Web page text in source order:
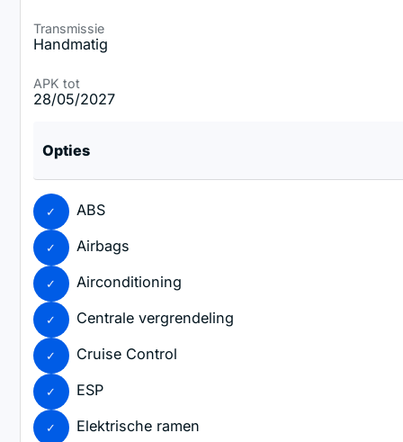
Transmissie
Handmatig
APK tot
28/05/2027
Opties
ABS
Airbags
Airconditioning
Centrale vergrendeling
Cruise Control
ESP
Elektrische ramen